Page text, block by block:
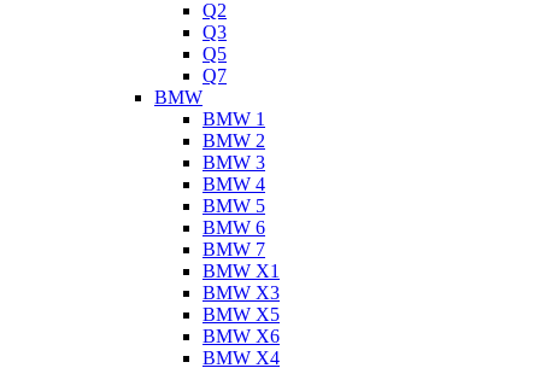
Q2
Q3
Q5
Q7
BMW
BMW 1
BMW 2
BMW 3
BMW 4
BMW 5
BMW 6
BMW 7
BMW X1
BMW X3
BMW X5
BMW X6
BMW X4